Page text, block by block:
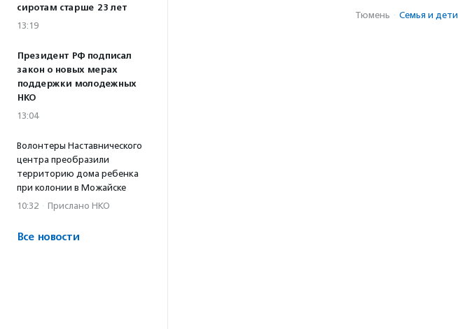
сиротам старше 23 лет
13:19
Президент РФ подписал
закон о новых мерах
поддержки молодежных
НКО
13:04
Волонтеры Наставнического
центра преобразили
территорию дома ребенка
при колонии в Можайске
10:32 · Прислано НКО
Все новости
Тюмень · Семья и дети